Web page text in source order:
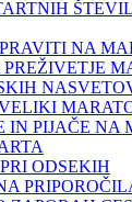
NA
PREŽIVETJE
IN PIJAČE NA
ODSEKIH